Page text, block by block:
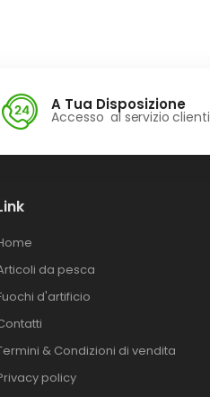
A Tua Disposizione
Accesso al servizio clienti
da pesca
d'artificio
& Condizioni di vendita
policy